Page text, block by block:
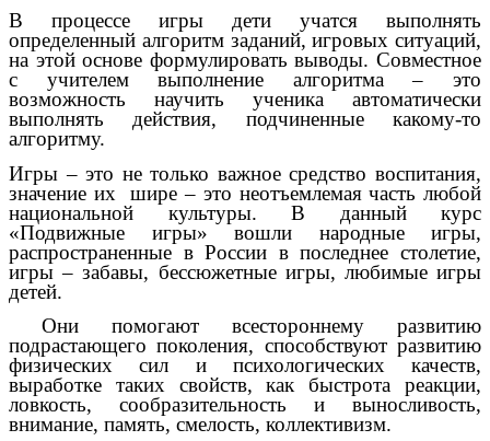
В процессе игры дети учатся выполнять
определенный алгоритм заданий, игровых ситуаций,
на этой основе формулировать выводы. Совместное
с учителем выполнение алгоритма – это
возможность научить ученика автоматически
выполнять действия, подчиненные какому-то
алгоритму.
Игры – это не только важное средство воспитания,
значение их шире – это неотъемлемая часть любой
национальной культуры. В данный курс
«Подвижные игры» вошли народные игры,
распространенные в России в последнее столетие,
игры – забавы, бессюжетные игры, любимые игры
детей.
Они помогают всестороннему развитию
подрастающего поколения, способствуют развитию
физических сил и психологических качеств,
выработке таких свойств, как быстрота реакции,
ловкость, сообразительность и выносливость,
внимание, память, смелость, коллективизм.